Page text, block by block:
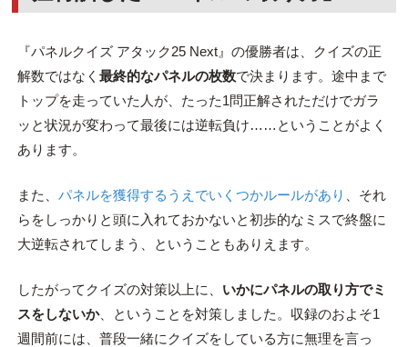
『パネルクイズ アタック25 Next』の優勝者は、クイズの正
解数ではなく 最終的なパネルの枚数で決まります。途中まで
トップを走っていた人が、たった1問正解されただけでガラ
ッと状況が変わって最後には逆転負け……ということがよく
あります。
また、 パネルを獲得するうえでいくつかルールがあり
、それ
らをしっかりと頭に入れておかないと初歩的なミスで終盤に
大逆転されてしまう、ということもありえます。
したがってクイズの対策以上に、 いかにパネルの取り方でミ
スをしないか、ということを対策しました。収録のおよそ1
週間前には、普段一緒にクイズをしている方に無理を言っ